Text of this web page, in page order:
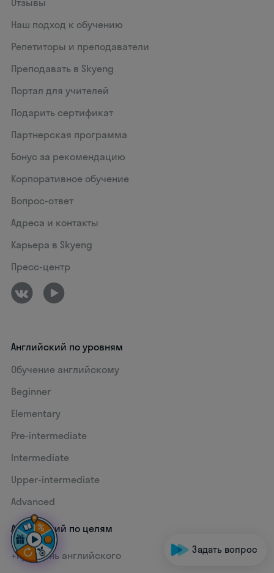
Наш подход к обучению
Репетиторы и преподаватели
Преподавать в Skyeng
Портал для учителей
Подарить сертификат
Партнерская программа
Бонус за рекомендацию
Корпоративное обучение
Вопрос-ответ
Адреса и контакты
Карьера в Skyeng
Пресс-центр
Английский по уровням
Обучение английскому
Beginner
Elementary
Pre-intermediate
Intermediate
Upper-intermediate
Advanced
Английский по целям
+1 уровень английского
Задать вопрос